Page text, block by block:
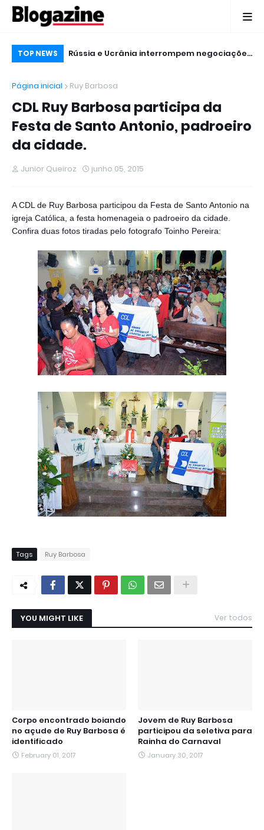
TOP NEWS
os esportes Rússia e Ucrânia interrompem negociações
Página inicial Ruy Barbosa
CDL Ruy Barbosa participa da
Festa de Santo Antonio, padroeiro
da cidade.
Junior Queiroz junho 05, 2015
A CDL de Ruy Barbosa participou da Festa de Santo Antonio na
igreja Católica, a festa homenageia o padroeiro da cidade.
Confira duas fotos tiradas pelo fotografo Toinho Pereira:
Tags Ruy Barbosa
YOU MIGHT LIKE Ver todos
Corpo encontrado boiando
no açude de Ruy Barbosa é
identificado
February 01, 2017
Jovem de Ruy Barbosa
participou da seletiva para
Rainha do Carnaval
January 30, 2017